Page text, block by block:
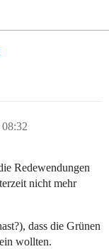
Redewendungen
nicht mehr
dass die Grünen
wollten.